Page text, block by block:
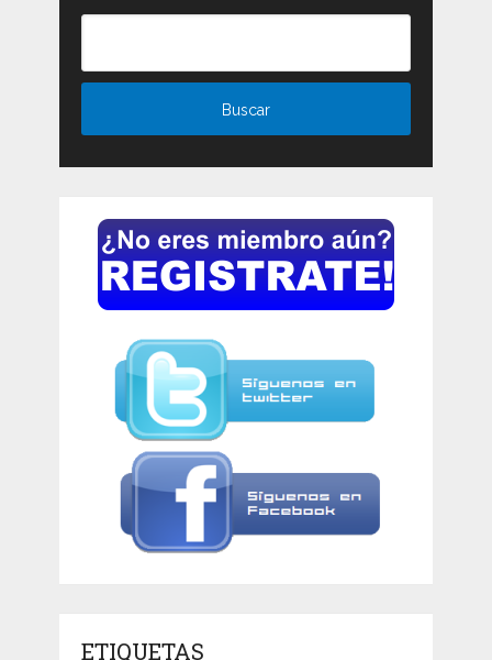
ETIQUETAS